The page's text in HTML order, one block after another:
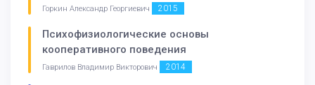
Горкин Александр Георгиевич 2015
Психофизиологические основы
кооперативного поведения
Гаврилов Владимир Викторович 2014